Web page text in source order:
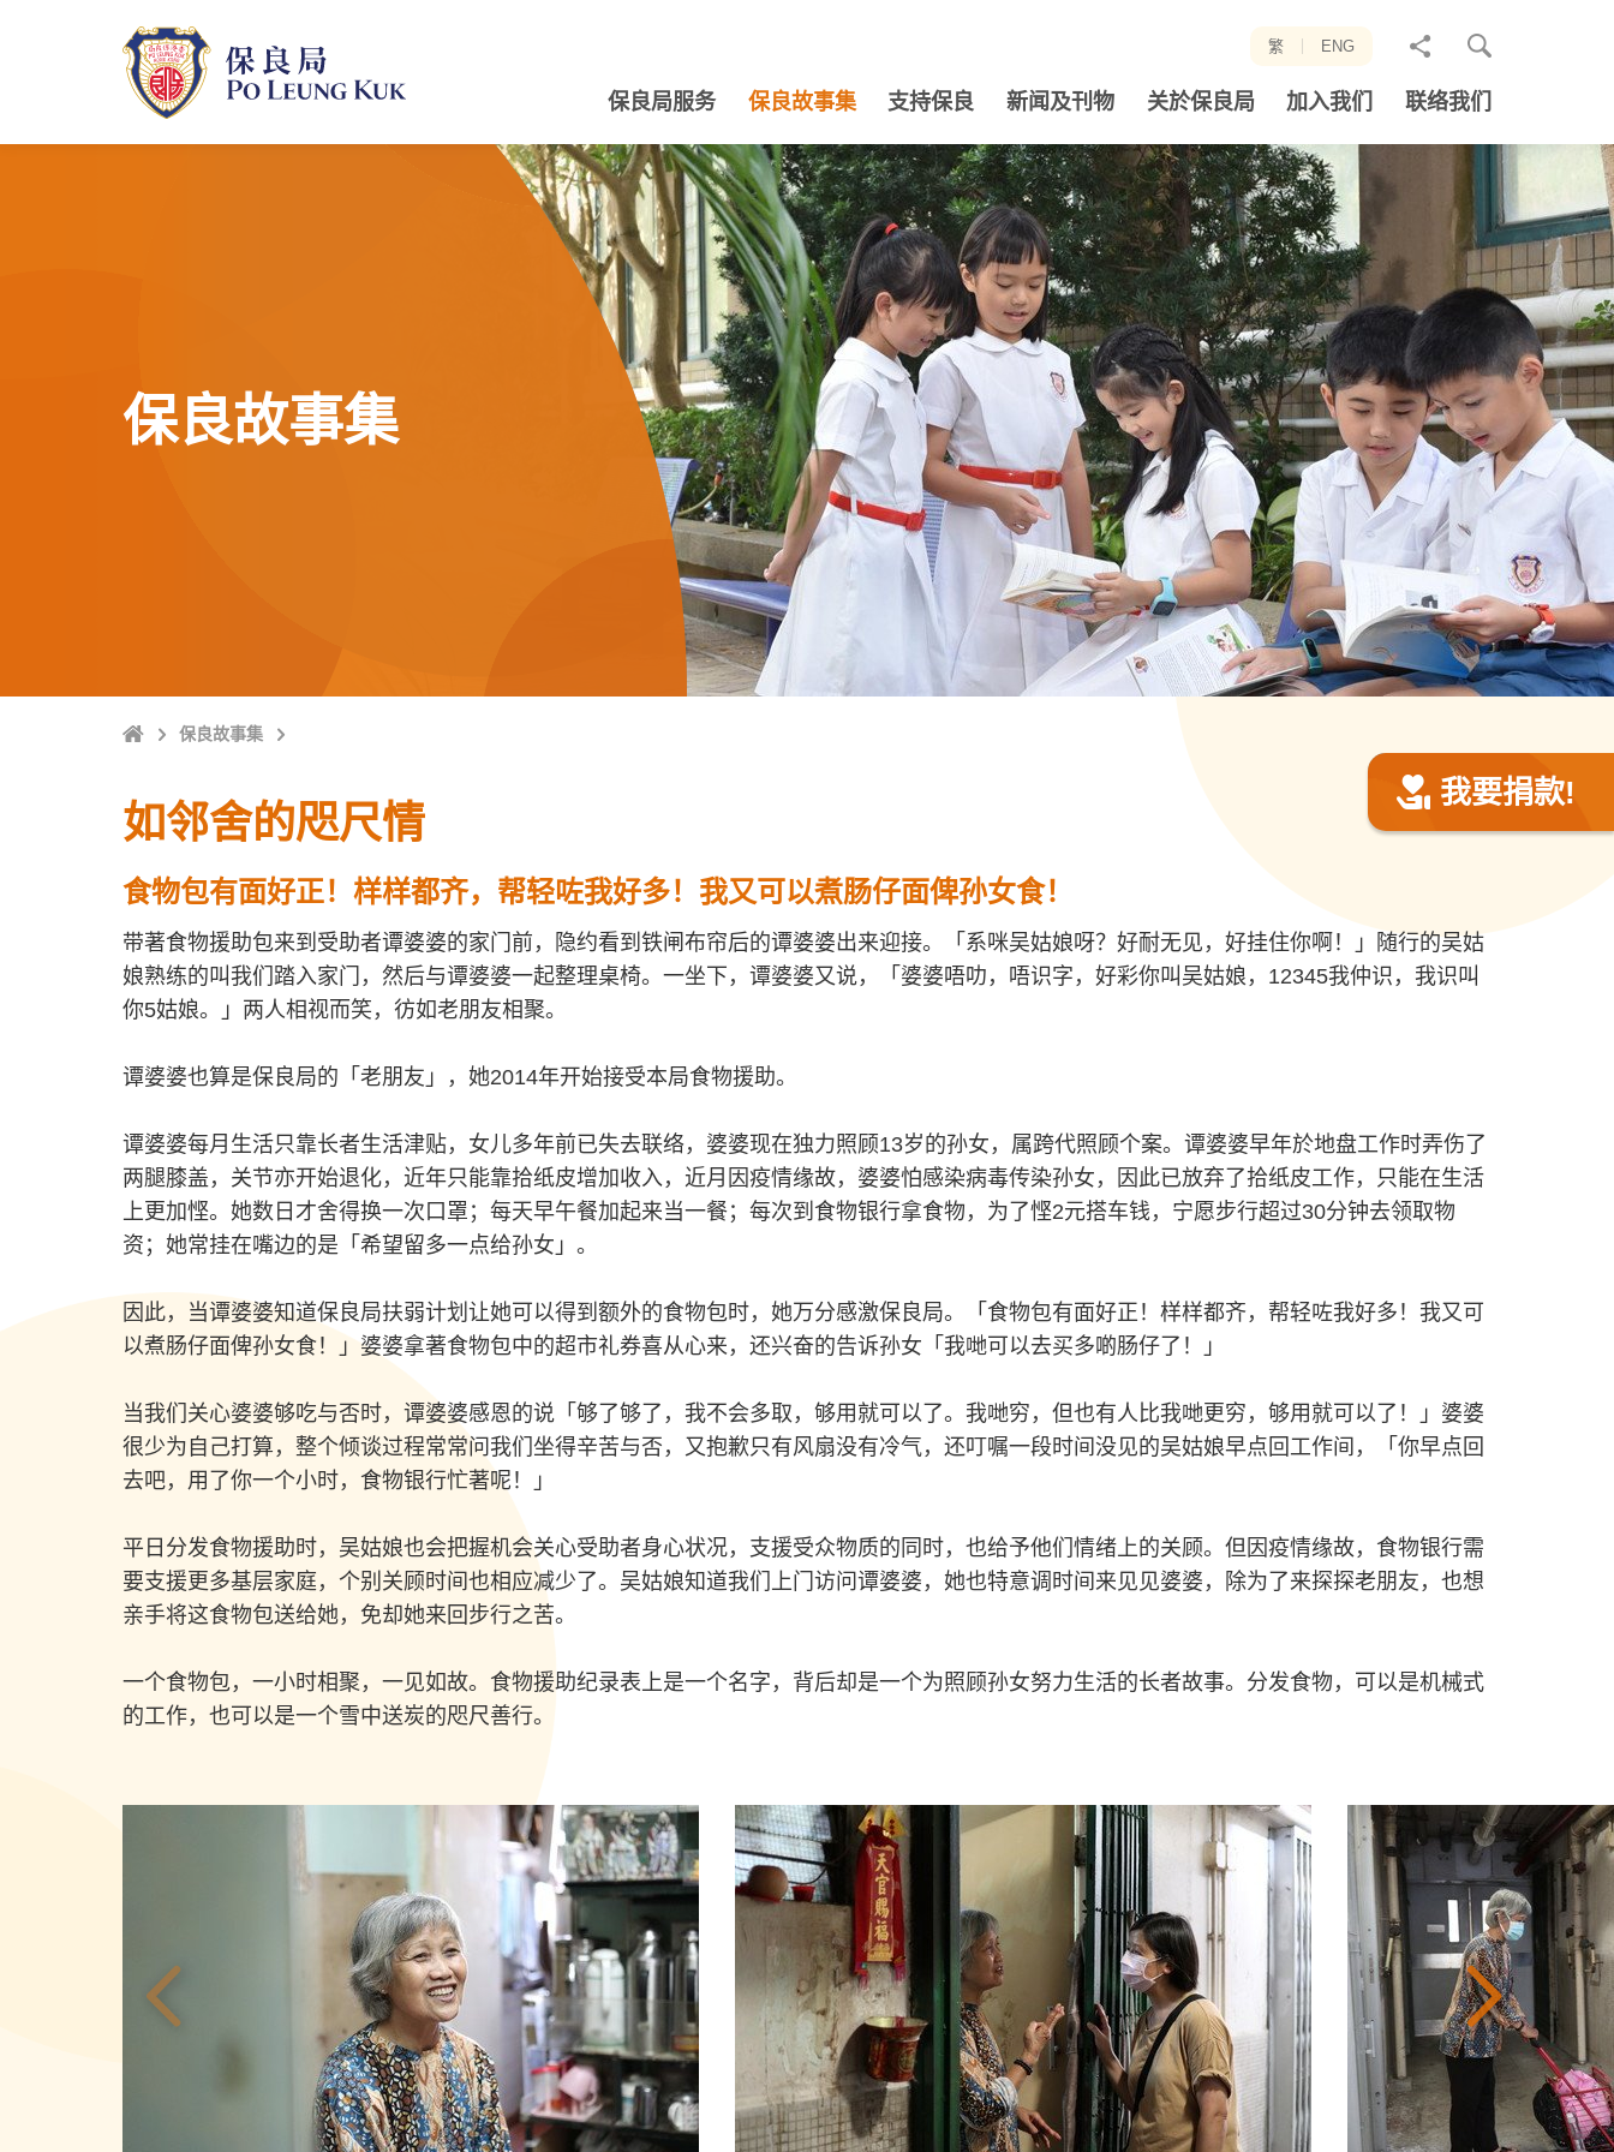
繁 ENG
分
至
保良局服务 保良故事集 支持保良 新闻及刊物 关於保良局 加入我们 联络我们
保良故事集
Home保良故事集
我要捐款!
如邻舍的咫尺情
食物包有面好正！样样都齐，帮轻咗我好多！我又可以煮肠仔面俾孙女食！
带著食物援助包来到受助者谭婆婆的家门前，隐约看到铁闸布帘后的谭婆婆出来迎接。「系咪吴姑娘呀？好耐无见，好挂住你啊！」随行的吴姑
娘熟练的叫我们踏入家门，然后与谭婆婆一起整理桌椅。一坐下，谭婆婆又说，「婆婆唔叻，唔识字，好彩你叫吴姑娘，12345我仲识，我识叫
你5姑娘。」两人相视而笑，彷如老朋友相聚。
谭婆婆也算是保良局的「老朋友」，她2014年开始接受本局食物援助。
谭婆婆每月生活只靠长者生活津贴，女儿多年前已失去联络，婆婆现在独力照顾13岁的孙女，属跨代照顾个案。谭婆婆早年於地盘工作时弄伤了
两腿膝盖，关节亦开始退化，近年只能靠拾纸皮增加收入，近月因疫情缘故，婆婆怕感染病毒传染孙女，因此已放弃了拾纸皮工作，只能在生活
上更加悭。她数日才舍得换一次口罩；每天早午餐加起来当一餐；每次到食物银行拿食物，为了悭2元搭车钱，宁愿步行超过30分钟去领取物
资；她常挂在嘴边的是「希望留多一点给孙女」。
因此，当谭婆婆知道保良局扶弱计划让她可以得到额外的食物包时，她万分感激保良局。「食物包有面好正！样样都齐，帮轻咗我好多！我又可
以煮肠仔面俾孙女食！」婆婆拿著食物包中的超市礼券喜从心来，还兴奋的告诉孙女「我哋可以去买多啲肠仔了！」
当我们关心婆婆够吃与否时，谭婆婆感恩的说「够了够了，我不会多取，够用就可以了。我哋穷，但也有人比我哋更穷，够用就可以了！」婆婆
很少为自己打算，整个倾谈过程常常问我们坐得辛苦与否，又抱歉只有风扇没有冷气，还叮嘱一段时间没见的吴姑娘早点回工作间，「你早点回
去吧，用了你一个小时，食物银行忙著呢！」
平日分发食物援助时，吴姑娘也会把握机会关心受助者身心状况，支援受众物质的同时，也给予他们情绪上的关顾。但因疫情缘故，食物银行需
要支援更多基层家庭，个别关顾时间也相应减少了。吴姑娘知道我们上门访问谭婆婆，她也特意调时间来见见婆婆，除为了来探探老朋友，也想
亲手将这食物包送给她，免却她来回步行之苦。
一个食物包，一小时相聚，一见如故。食物援助纪录表上是一个名字，背后却是一个为照顾孙女努力生活的长者故事。分发食物，可以是机械式
的工作，也可以是一个雪中送炭的咫尺善行。